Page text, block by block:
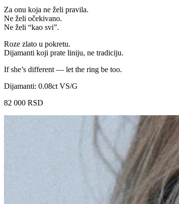
Za onu koja ne želi pravila.
Ne želi očekivano.
Ne želi “kao svi”.
Roze zlato u pokretu.
Dijamanti koji prate liniju, ne tradiciju.
If she’s different — let the ring be too.
Dijamanti: 0.08ct VS/G
82 000 RSD